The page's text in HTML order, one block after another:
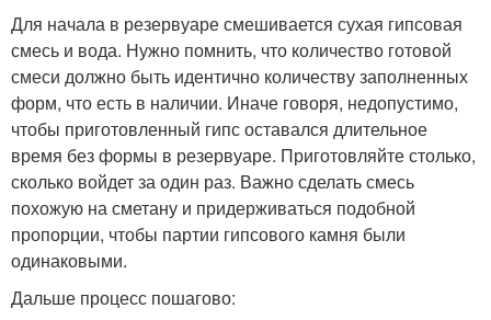
Для начала в резервуаре смешивается сухая гипсовая
смесь и вода. Нужно помнить, что количество готовой
смеси должно быть идентично количеству заполненных
форм, что есть в наличии. Иначе говоря, недопустимо,
чтобы приготовленный гипс оставался длительное
время без формы в резервуаре. Приготовляйте столько,
сколько войдет за один раз. Важно сделать смесь
похожую на сметану и придерживаться подобной
пропорции, чтобы партии гипсового камня были
одинаковыми.
Дальше процесс пошагово: